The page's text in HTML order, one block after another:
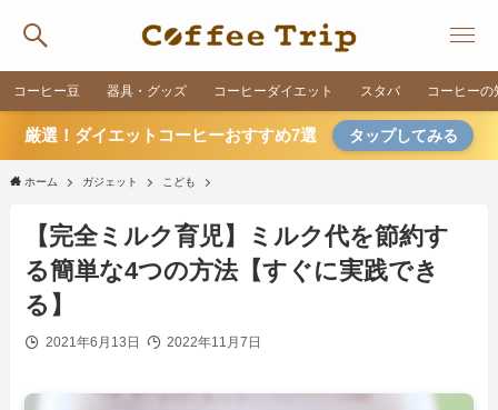
コーヒー豆 器具・グッズ コーヒーダイエット スタバ コーヒーの
厳選！ダイエットコーヒーおすすめ7選 タップしてみる
ホーム ガジェット こども
【完全ミルク育児】ミルク代を節約す
る簡単な4つの方法【すぐに実践でき
る】
2021年6月13日 2022年11月7日